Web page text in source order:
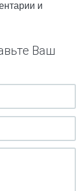
и
Ваш